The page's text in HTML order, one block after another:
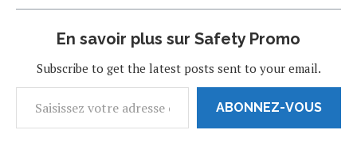
En savoir plus sur Safety Promo
Subscribe to get the latest posts sent to your email.
ABONNEZ-VOUS